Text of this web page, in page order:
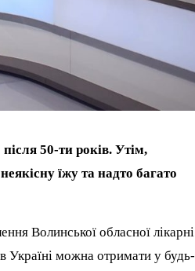
50-ти років. Утім,
їжу та надто багато
Волинської обласної лікарні
Україні можна отримати у будь-